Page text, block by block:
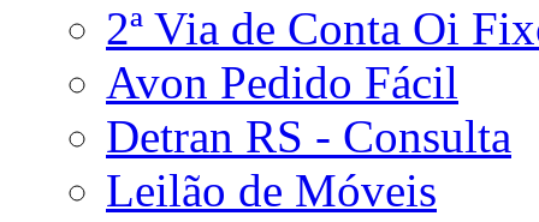
2ª Via de Conta Oi
Avon Pedido Fácil
Detran RS - Consulta
Leilão de Móveis